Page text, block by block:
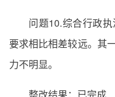
问题10.综合行政
要求相比相差较远。其
力不明显。
整改结果：已完成